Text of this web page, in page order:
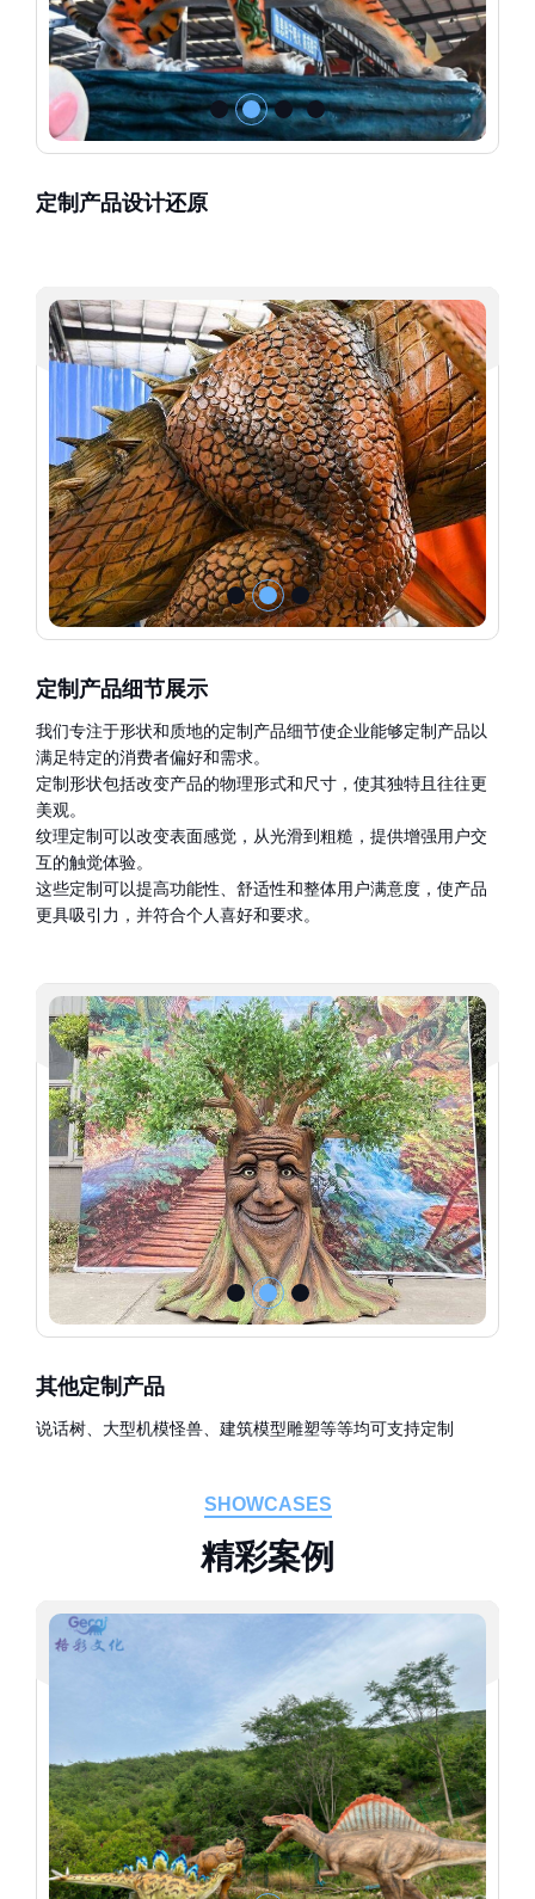
定制产品设计还原
定制产品细节展示
我们专注于形状和质地的定制产品细节使企业能够定制产品以
满足特定的消费者偏好和需求。
定制形状包括改变产品的物理形式和尺寸，使其独特且往往更
美观。
纹理定制可以改变表面感觉，从光滑到粗糙，提供增强用户交
互的触觉体验。
这些定制可以提高功能性、舒适性和整体用户满意度，使产品
更具吸引力，并符合个人喜好和要求。
其他定制产品
说话树、大型机模怪兽、建筑模型雕塑等等均可支持定制
SHOWCASES
精彩案例